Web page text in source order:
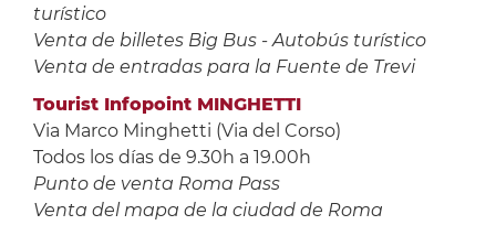
turístico
Venta de billetes Big Bus - Autobús turístico
Venta de entradas para la Fuente de Trevi
Tourist Infopoint MINGHETTI
Via Marco Minghetti (Via del Corso)
Todos los días de 9.30h a 19.00h
Punto de venta Roma Pass
Venta del mapa de la ciudad de Roma